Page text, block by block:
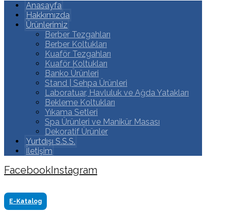
Anasayfa
Hakkımızda
Ürünlerimiz
Berber Tezgahları
Berber Koltukları
Kuaför Tezgahları
Kuaför Koltukları
Banko Ürünleri
Stand | Sehpa Ürünleri
Laboratuar, Havluluk ve Ağda Yatakları
Bekleme Koltukları
Yıkama Setleri
Spa Ürünleri ve Manikür Masası
Dekoratif Ürünler
Yurtdışı S.S.S.
İletişim
FacebookInstagram
www.akasyareklam.com
E-Katalog